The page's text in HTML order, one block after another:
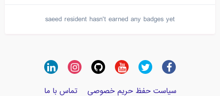
saeed resident hasn't earned any badges yet
سیاست حفظ حریم خصوصی تماس با ما